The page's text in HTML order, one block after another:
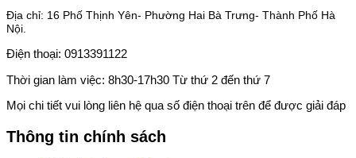
Địa chỉ: 16 Phố Thịnh Yên- Phường Hai Bà Trưng- Thành Phố Hà
Nội.
Điện thoại: 0913391122
Thời gian làm việc: 8h30-17h30 Từ thứ 2 đến thứ 7
Mọi chi tiết vui lòng liên hệ qua số điện thoại trên để được giải đáp
Thông tin chính sách